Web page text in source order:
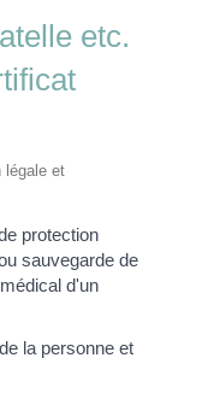
etc.
légale et
protection
sauvegarde de
d'un
la personne et